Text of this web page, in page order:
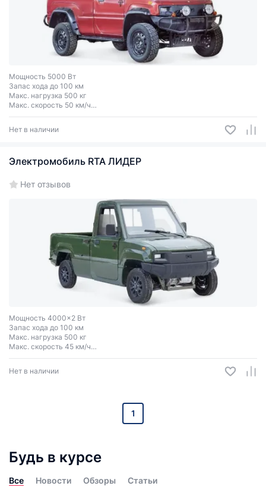
Мощность 5000 Вт
Запас хода до 100 км
Макс. нагрузка 500 кг
Макс. скорость 50 км/ч
Колеса R15
Нет в наличии
Электромобиль RTA ЛИДЕР
Нет отзывов
Мощность 4000x2 Вт
Запас хода до 100 км
Макс. нагрузка 500 кг
Макс. скорость 45 км/ч
Колеса R12
Нет в наличии
1
Будь в курсе
Все Новости Обзоры Статьи